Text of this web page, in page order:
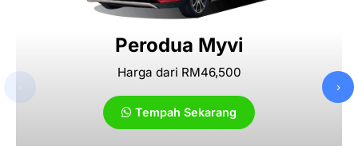
Perodua Myvi
Harga dari RM46,500
Tempah Sekarang
›